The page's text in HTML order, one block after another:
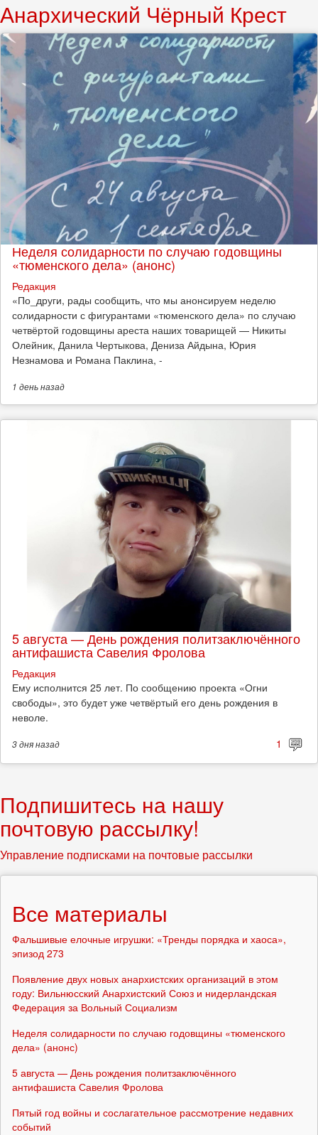
Анархический Чёрный Крест
Неделя солидарности по случаю годовщины
«тюменского дела» (анонс)
Редакция
​«По_други, рады сообщить, что мы анонсируем неделю
солидарности с фигурантами «тюменского дела» по случаю
четвёртой годовщины ареста наших товарищей — Никиты
Олейник, Данила Чертыкова, Дениза Айдына, Юрия
Незнамова и Романа Паклина, -
1 деньназад
5 августа — День рождения политзаключённого
антифашиста Савелия Фролова
Редакция
Ему исполнится 25 лет. По сообщению проекта «Огни
свободы», это будет уже четвёртый его день рождения в
неволе.
3 дняназад 1
Подпишитесь на нашу
почтовую рассылку!
Управление подписками на почтовые рассылки
Все материалы
Фальшивые елочные игрушки: «Тренды порядка и хаоса»,
эпизод 273
Появление двух новых анархистских организаций в этом
году: Вильнюсский Анархистский Союз и нидерландская
Федерация за Вольный Социализм
Неделя солидарности по случаю годовщины «тюменского
дела» (анонс)
5 августа — День рождения политзаключённого
антифашиста Савелия Фролова
Пятый год войны и сослагательное рассмотрение недавних
событий